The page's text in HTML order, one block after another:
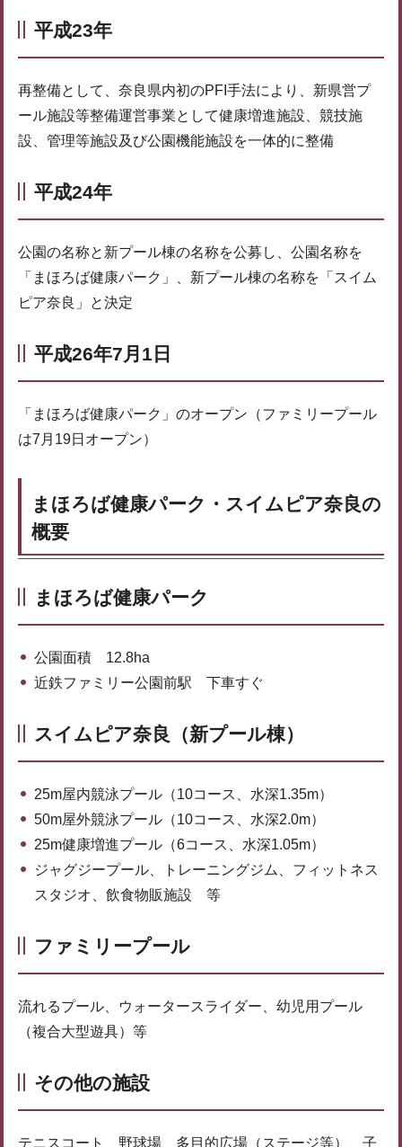
平成23年
再整備として、奈良県内初のPFI手法により、新県営プ
ール施設等整備運営事業として健康増進施設、競技施
設、管理等施設及び公園機能施設を一体的に整備
平成24年
公園の名称と新プール棟の名称を公募し、公園名称を
「まほろば健康パーク」、新プール棟の名称を「スイム
ピア奈良」と決定
平成26年7月1日
「まほろば健康パーク」のオープン（ファミリープール
は7月19日オープン）
まほろば健康パーク・スイムピア奈良の
概要
まほろば健康パーク
公園面積 12.8ha
近鉄ファミリー公園前駅 下車すぐ
スイムピア奈良（新プール棟）
25m屋内競泳プール（10コース、水深1.35m）
50m屋外競泳プール（10コース、水深2.0m）
25m健康増進プール（6コース、水深1.05m）
ジャグジープール、トレーニングジム、フィットネス
スタジオ、飲食物販施設 等
ファミリープール
流れるプール、ウォータースライダー、幼児用プール
（複合大型遊具）等
その他の施設
テニスコート、野球場、多目的広場（ステージ等）、子